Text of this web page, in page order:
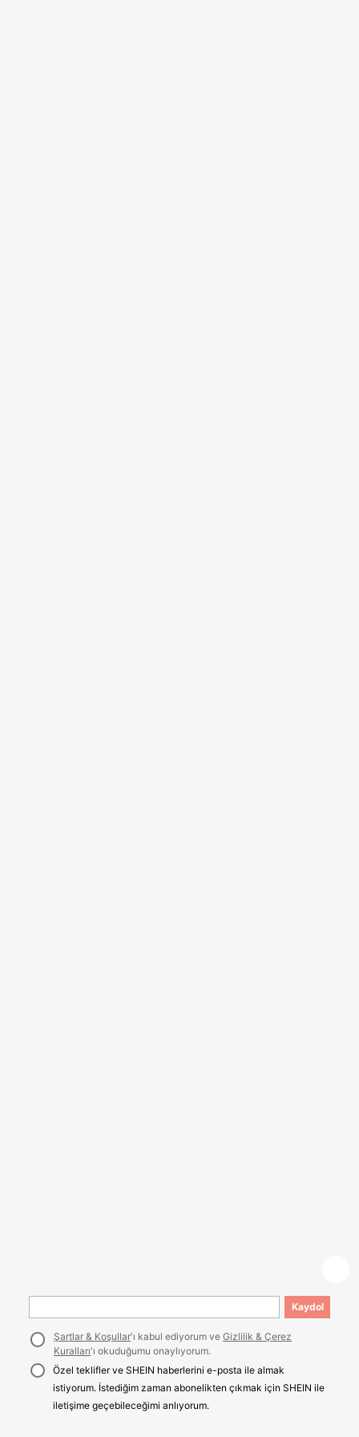
Kaydol
Şartlar & Koşullar'ı kabul ediyorum veGizlilik & Çerez
Kuralları'ı okuduğumu onaylıyorum.
Özel teklifler ve SHEIN haberlerini e-posta ile almak
istiyorum. İstediğim zaman abonelikten çıkmak için SHEIN ile
iletişime geçebileceğimi anlıyorum.